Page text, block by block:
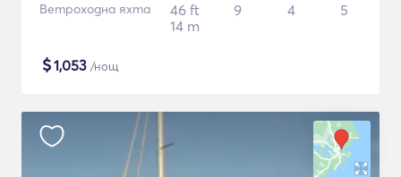
Ветроходна яхта
46 ft
14 m
9 4 5
$1,053 /нощ